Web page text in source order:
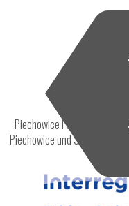
Piechowice i
Piechowice und